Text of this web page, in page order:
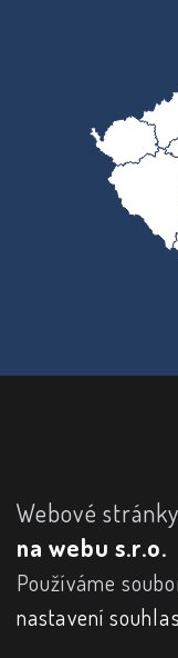
Webové
na webu s.r.o.
Používáme
nastavení